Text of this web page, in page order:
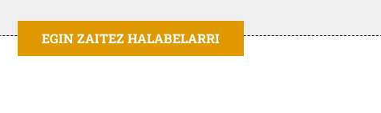
EGIN ZAITEZ HALABELARRI